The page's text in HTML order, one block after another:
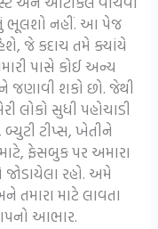
ભૂલશો નહીં. આ પેજ
જે કદાચ તમે ક્યાંયે
પાસે કોઈ અન્ય
જણાવી શકો છો. જેથી
લોકો સુધી પહોચાડી
ટીપ્સ, ખેતીને
ફેસબુક પર અમારા
રહો. અમે
તમારા માટે લાવતા
આભાર.